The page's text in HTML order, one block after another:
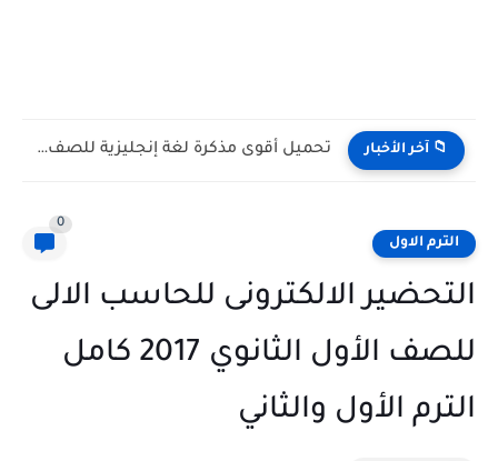
📁 آخر الأخبار تحميل أقوى مذكرة لغة إنجليزية للصف الثالث الثانوي الترم الأول...
الترم الاول
0
التحضير الالكترونى للحاسب الالى
للصف الأول الثانوي 2017 كامل
الترم الأول والثاني